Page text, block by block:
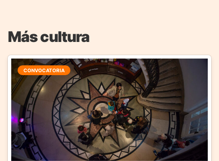
Más cultura
CONVOCATORIA